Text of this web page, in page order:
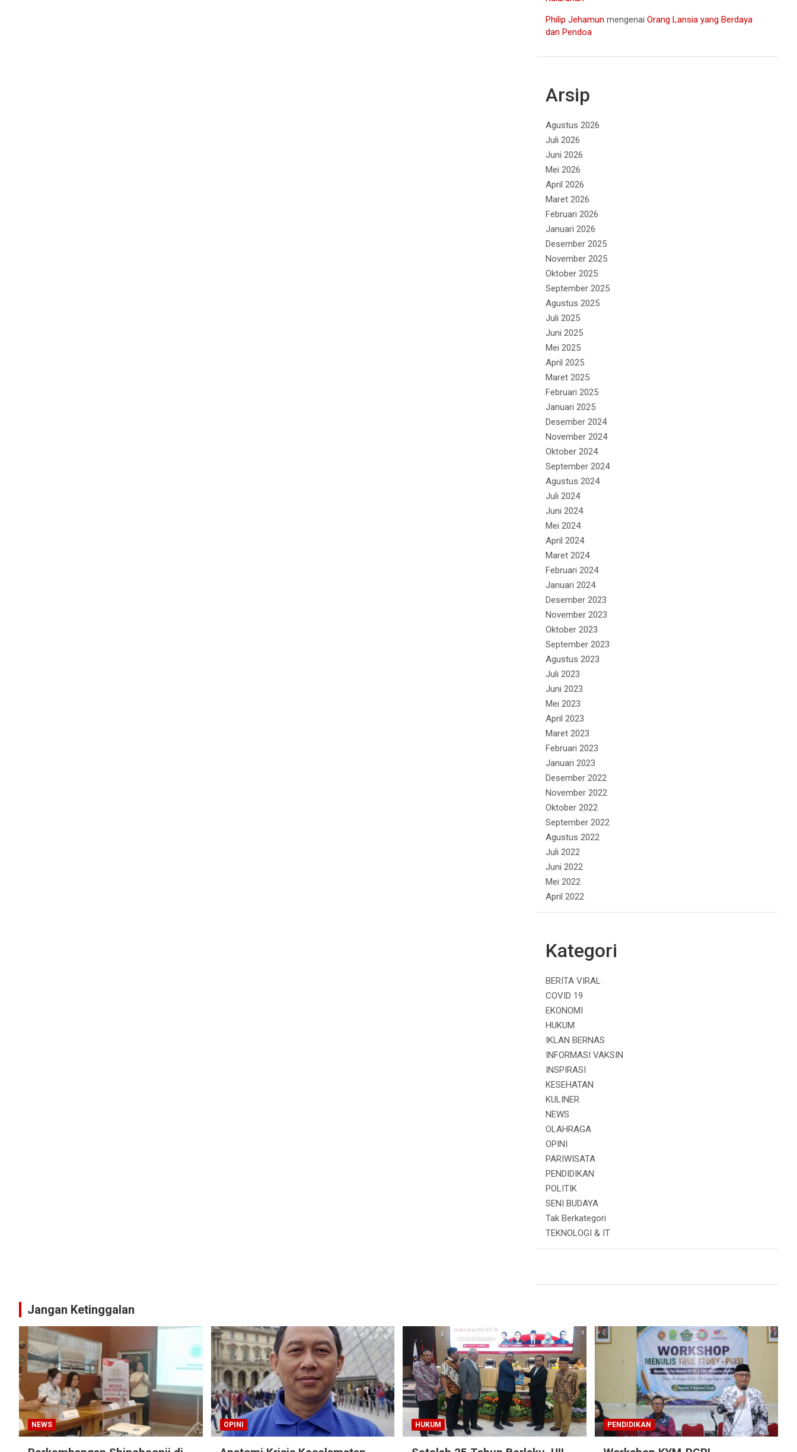
Philip Jehamun mengenaiOrang Lansia yang Berdaya
dan Pendoa
Arsip
Agustus 2026
Juli 2026
Juni 2026
Mei 2026
April 2026
Maret 2026
Februari 2026
Januari 2026
Desember 2025
November 2025
Oktober 2025
September 2025
Agustus 2025
Juli 2025
Juni 2025
Mei 2025
April 2025
Maret 2025
Februari 2025
Januari 2025
Desember 2024
November 2024
Oktober 2024
September 2024
Agustus 2024
Juli 2024
Juni 2024
Mei 2024
April 2024
Maret 2024
Februari 2024
Januari 2024
Desember 2023
November 2023
Oktober 2023
September 2023
Agustus 2023
Juli 2023
Juni 2023
Mei 2023
April 2023
Maret 2023
Februari 2023
Januari 2023
Desember 2022
November 2022
Oktober 2022
September 2022
Agustus 2022
Juli 2022
Juni 2022
Mei 2022
April 2022
Kategori
BERITA VIRAL
COVID 19
EKONOMI
HUKUM
IKLAN BERNAS
INFORMASI VAKSIN
INSPIRASI
KESEHATAN
KULINER
NEWS
OLAHRAGA
OPINI
PARIWISATA
PENDIDIKAN
POLITIK
SENI BUDAYA
Tak Berkategori
TEKNOLOGI & IT
Jangan Ketinggalan
NEWS OPINI HUKUM PENDIDIKAN